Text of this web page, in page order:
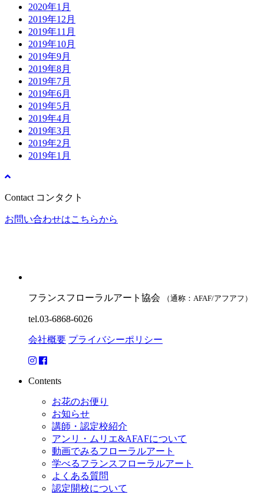
2020年1月
2019年12月
2019年11月
2019年10月
2019年9月
2019年8月
2019年7月
2019年6月
2019年5月
2019年4月
2019年3月
2019年2月
2019年1月
Contact コンタクト
お問い合わせはこちらから
フランスフローラルアート協会 （通称：AFAF/アフアフ）
tel.03-6868-6026
会社概要 プライバシーポリシー
Contents
お花のお便り
お知らせ
講師・認定校紹介
アンリ・ムリエ&AFAFについて
動画でみるフローラルアート
学べるフランスフローラルアート
よくある質問
認定開校について